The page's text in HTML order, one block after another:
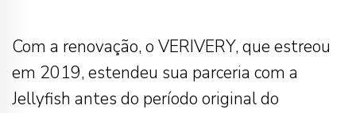
Com a renovação, o VERIVERY, que estreou
em 2019, estendeu sua parceria com a
Jellyfish antes do período original do